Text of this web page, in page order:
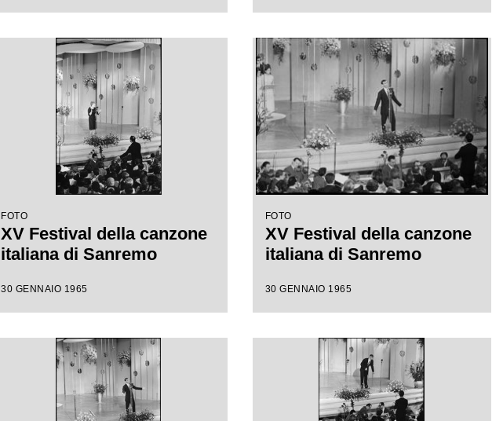
FOTO
XV Festival della canzone
italiana di Sanremo
30 GENNAIO 1965
FOTO
XV Festival della canzone
italiana di Sanremo
30 GENNAIO 1965